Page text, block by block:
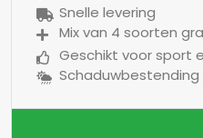
Snelle levering
Mix van 4 soorten
Geschikt voor sport
Schaduwbestending